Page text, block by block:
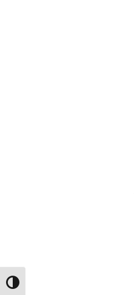
Toggle High Contrast